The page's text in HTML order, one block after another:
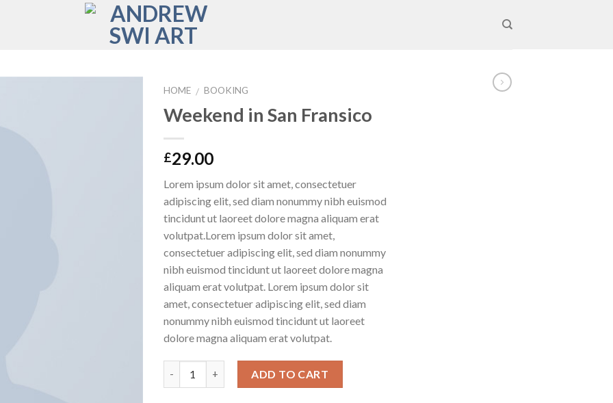
HOME / BOOKING
Weekend in San Fransico
£29.00
Lorem ipsum dolor sit amet, consectetuer
adipiscing elit, sed diam nonummy nibh euismod
tincidunt ut laoreet dolore magna aliquam erat
volutpat.Lorem ipsum dolor sit amet,
consectetuer adipiscing elit, sed diam nonummy
nibh euismod tincidunt ut laoreet dolore magna
aliquam erat volutpat. Lorem ipsum dolor sit
amet, consectetuer adipiscing elit, sed diam
nonummy nibh euismod tincidunt ut laoreet
dolore magna aliquam erat volutpat.
ADD TO CART